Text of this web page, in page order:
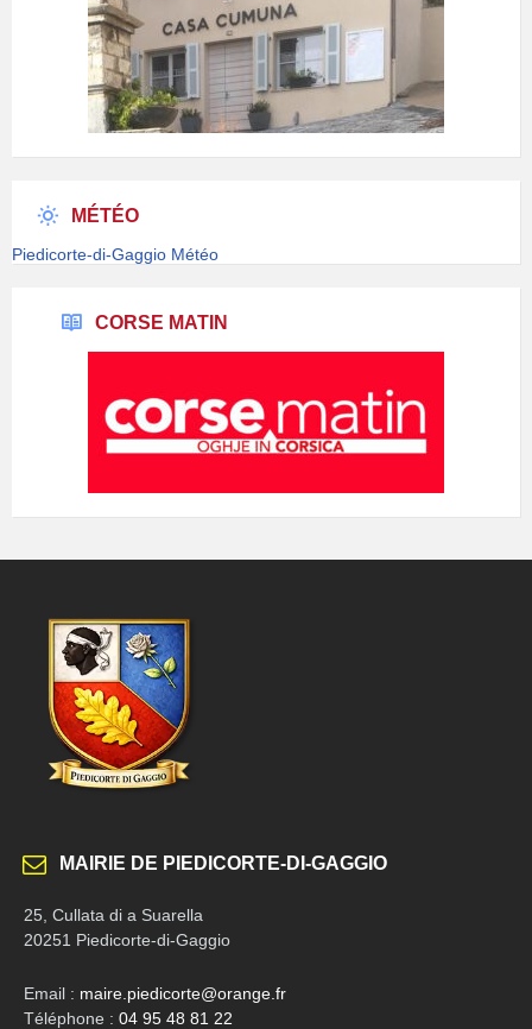
MÉTÉO
Piedicorte-di-Gaggio Météo
CORSE MATIN
MAIRIE DE PIEDICORTE-DI-GAGGIO
25, Cullata di a Suarella
20251 Piedicorte-di-Gaggio
Email : maire.piedicorte@orange.fr
Téléphone : 04 95 48 81 22